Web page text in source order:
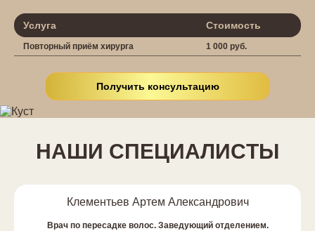
Услуга Стоимость
Повторный приём хирурга 1 000 руб.
Получить консультацию
НАШИ СПЕЦИАЛИCТЫ
Клементьев Артем Александрович
Врач по пересадке волос. Заведующий отделением.